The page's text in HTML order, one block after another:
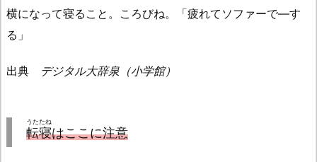
横になって寝ること。ころびね。「疲れてソファーで―す
る」
出典 デジタル大辞泉（小学館）
転寝
うたたね
はここに注意